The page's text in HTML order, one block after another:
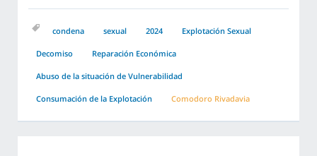
condena sexual 2024 Explotación Sexual
Decomiso Reparación Económica
Abuso de la situación de Vulnerabilidad
Consumación de la Explotación Comodoro Rivadavia